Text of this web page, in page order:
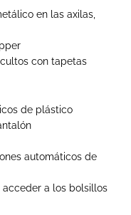
en las axilas,
con tapetas
de plástico
automáticos de
a los bolsillos